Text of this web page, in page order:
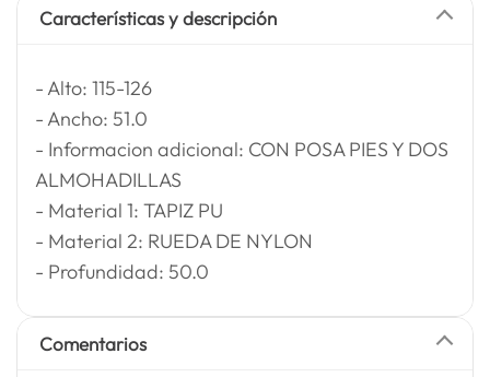
Características y descripción
- Alto: 115-126
- Ancho: 51.0
- Informacion adicional: CON POSA PIES Y DOS
ALMOHADILLAS
- Material 1: TAPIZ PU
- Material 2: RUEDA DE NYLON
- Profundidad: 50.0
Comentarios